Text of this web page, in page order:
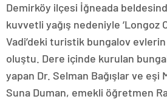
Demirköy ilçesi İğneada
kuvvetli yağış nedeniyle ‘Longoz
Vadi’deki turistik bungalov
oluştu. Dere içinde kurulan
yapan Dr. Selman Bağışlar ve eşi
Suna Duman, emekli öğretmen